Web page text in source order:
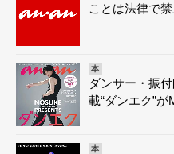
ことは法律で禁
本
ダンサー・振
載“ダンエク”が
本